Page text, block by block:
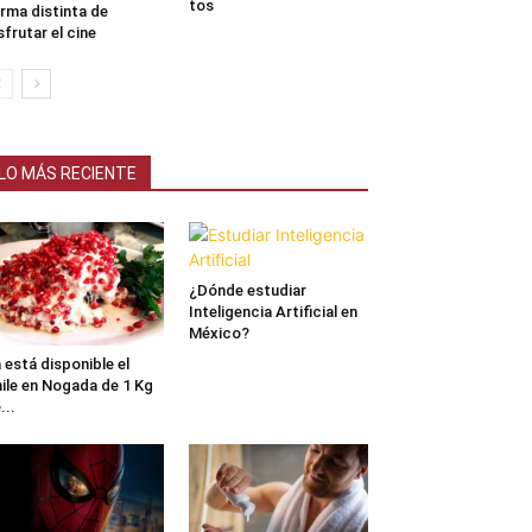
distinta de
el cine
tos
MÁS RECIENTE
está disponible el
en Nogada de 1 Kg
¿Dónde estudiar
Inteligencia Artificial en
México?